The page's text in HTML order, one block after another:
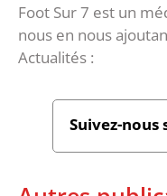
Foot Sur 7 est un
nous en nous
Actualités :
Suivez-nous